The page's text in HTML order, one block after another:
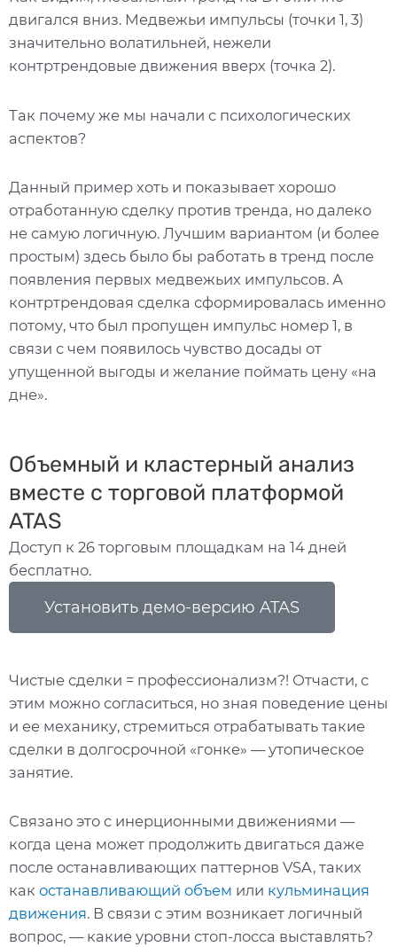
двигался вниз. Медвежьи импульсы (точки 1, 3)
значительно волатильней, нежели
контртрендовые движения вверх (точка 2).
Так почему же мы начали с психологических
аспектов?
Данный пример хоть и показывает хорошо
отработанную сделку против тренда, но далеко
не самую логичную. Лучшим вариантом (и более
простым) здесь было бы работать в тренд после
появления первых медвежьих импульсов. А
контртрендовая сделка сформировалась именно
потому, что был пропущен импульс номер 1, в
связи с чем появилось чувство досады от
упущенной выгоды и желание поймать цену «на
дне».
Объемный и кластерный анализ
вместе с торговой платформой
ATAS
Доступ к 26 торговым площадкам на 14 дней
бесплатно.
Установить демо-версию ATAS
Чистые сделки = профессионализм?! Отчасти, с
этим можно согласиться, но зная поведение цены
и ее механику, стремиться отрабатывать такие
сделки в долгосрочной «гонке» — утопическое
занятие.
Связано это с инерционными движениями —
когда цена может продолжить двигаться даже
после останавливающих паттернов VSA, таких
как останавливающий объем или кульминация
движения. В связи с этим возникает логичный
вопрос, — какие уровни стоп-лосса выставлять?